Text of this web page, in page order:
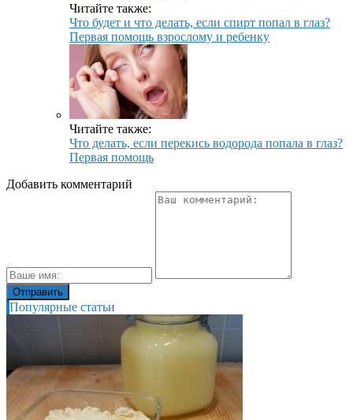
Читайте также:
Что будет и что делать, если спирт попал в глаз?
Первая помощь взрослому и ребенку
Читайте также:
Что делать, если перекись водорода попала в глаз?
Первая помощь
Добавить комментарий
Популярные статьи